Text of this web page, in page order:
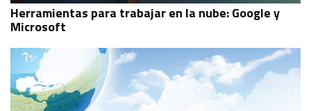
Herramientas para trabajar en la nube: Google y
Microsoft